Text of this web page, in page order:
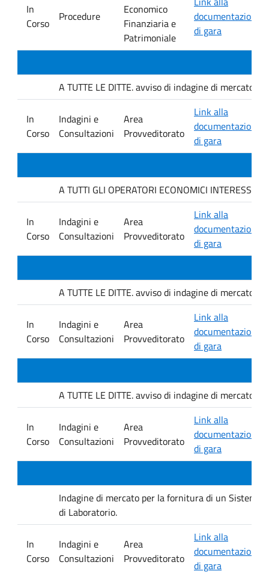
In
Corso
Procedure
Economico
Finanziaria e
Patrimoniale
documentazione
di gara
A TUTTE LE DITTE. avviso di indagine di mercato
In
Corso
Indagini e
Consultazioni
Area
Provveditorato
Link alla
documentazione
di gara
A TUTTI GLI OPERATORI ECONOMICI
In
Corso
Indagini e
Consultazioni
Area
Provveditorato
Link alla
documentazione
di gara
A TUTTE LE DITTE. avviso di indagine di mercato
In
Corso
Indagini e
Consultazioni
Area
Provveditorato
Link alla
documentazione
di gara
A TUTTE LE DITTE. avviso di indagine di mercato
In
Corso
Indagini e
Consultazioni
Area
Provveditorato
Link alla
documentazione
di gara
Indagine di mercato per la fornitura di un Sistema
di Laboratorio.
In
Corso
Indagini e
Consultazioni
Area
Provveditorato
Link alla
documentazione
di gara